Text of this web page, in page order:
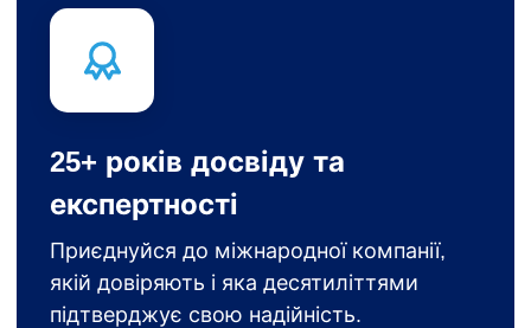
25+ років досвіду та
експертності
Приєднуйся до міжнародної компанії,
якій довіряють і яка десятиліттями
підтверджує свою надійність.